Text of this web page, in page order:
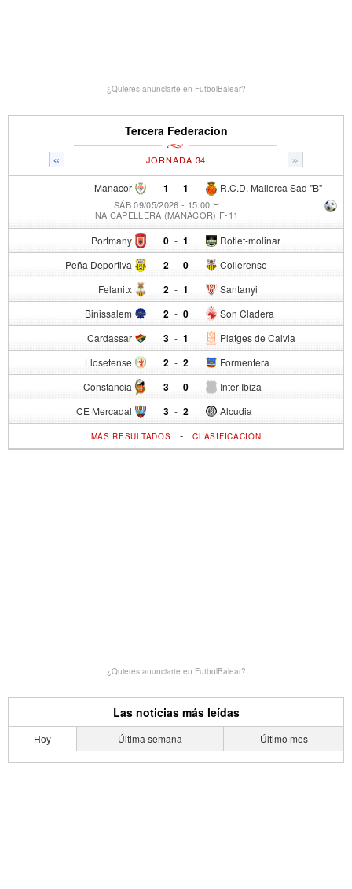
¿Quieres anunciarte en FutbolBalear?
Tercera Federacion
« »
JORNADA 34
Manacor 1 - R.C.D. Mallorca Sad "B"
1
SÁB 09/05/2026 - 15:00 H
NA CAPELLERA (MANACOR) F-11
Portmany 0 - Rotlet-molinar
1
Peña Deportiva 2 - Collerense
0
Felanitx 2 - Santanyi
1
Binissalem 2 - Son Cladera
0
Cardassar 3 - Platges de Calvia
1
Llosetense 2 - Formentera
2
Constancia 3 - Inter Ibiza
0
CE Mercadal 3 - Alcudia
2
MÁS RESULTADOS -CLASIFICACIÓN
¿Quieres anunciarte en FutbolBalear?
Las noticias más leídas
Hoy Última semana Último mes